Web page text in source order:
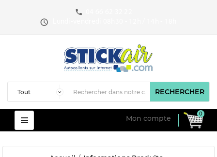
RECHERCHER
Mon compte
0